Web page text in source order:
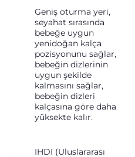
Geniş oturma yeri,
seyahat sırasında
bebeğe uygun
yenidoğan kalça
pozisyonunu sağlar,
bebeğin dizlerinin
uygun şekilde
kalmasını sağlar,
bebeğin dizleri
kalçasına göre daha
yüksekte kalır.
IHDI (Uluslararası